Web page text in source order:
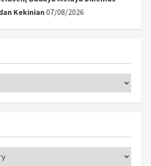
Kekinian 07/08/2026